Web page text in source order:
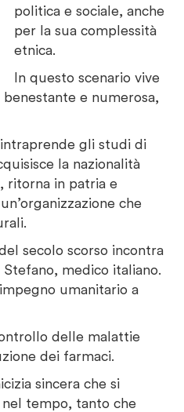
politica e sociale, anche
per la sua complessità
etnica.
In questo scenario vive
e numerosa,
intraprende gli studi di
la nazionalità
ritorna in patria e
che
secolo scorso incontra
Stefano, medico italiano.
umanitario a
delle malattie
dei farmaci.
sincera che si
tempo, tanto che